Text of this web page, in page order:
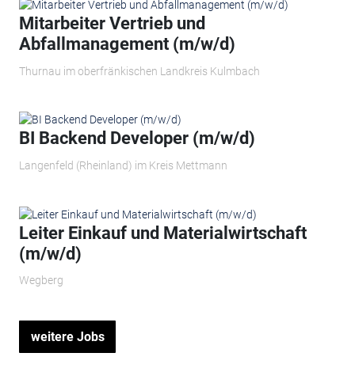
Mitarbeiter Vertrieb und
Abfallmanagement (m/w/d)
Thurnau im oberfränkischen Landkreis Kulmbach
BI Backend Developer (m/w/d)
Langenfeld (Rheinland) im Kreis Mettmann
Leiter Einkauf und Materialwirtschaft
(m/w/d)
Wegberg
weitere Jobs